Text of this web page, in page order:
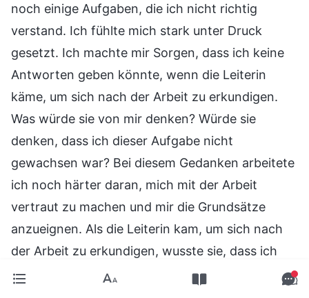
noch einige Aufgaben, die ich nicht richtig
verstand. Ich fühlte mich stark unter Druck
gesetzt. Ich machte mir Sorgen, dass ich keine
Antworten geben könnte, wenn die Leiterin
käme, um sich nach der Arbeit zu erkundigen.
Was würde sie von mir denken? Würde sie
denken, dass ich dieser Aufgabe nicht
gewachsen war? Bei diesem Gedanken arbeitete
ich noch härter daran, mich mit der Arbeit
vertraut zu machen und mir die Grundsätze
anzueignen. Als die Leiterin kam, um sich nach
der Arbeit zu erkundigen, wusste sie, dass ich
diese Aufgabe gerade erst übernommen hatte,